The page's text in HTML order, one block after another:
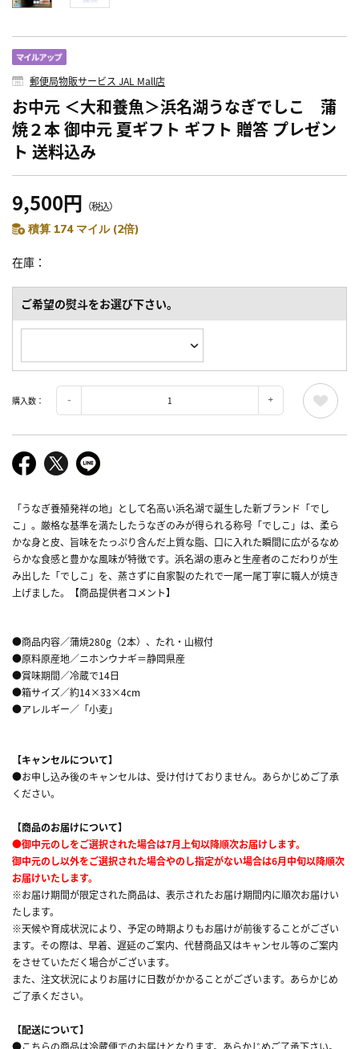
郵便局物販サービス JAL Mall店
お中元 ＜大和養魚＞浜名湖うなぎでしこ 蒲
焼２本 御中元 夏ギフト ギフト 贈答 プレゼン
ト 送料込み
9,500円 （税込）
積算 174 マイル (2倍)
在庫
ご希望の熨斗をお選び下さい。
購入数：
「うなぎ養殖発祥の地」として名高い浜名湖で誕生した新ブランド「でし
こ」。厳格な基準を満たしたうなぎのみが得られる称号「でしこ」は、柔ら
かな身と皮、旨味をたっぷり含んだ上質な脂、口に入れた瞬間に広がるなめ
らかな食感と豊かな風味が特徴です。浜名湖の恵みと生産者のこだわりが生
み出した「でしこ」を、蒸さずに自家製のたれで一尾一尾丁寧に職人が焼き
上げました。【商品提供者コメント】
●商品内容／蒲焼280g（2本）、たれ・山椒付
●原料原産地／ニホンウナギ＝静岡県産
●賞味期間／冷蔵で14日
●箱サイズ／約14×33×4cm
●アレルギー／「小麦」
【キャンセルについて】
●お申し込み後のキャンセルは、受け付けておりません。あらかじめご了承
ください。
【商品のお届けについて】
●御中元のしをご選択された場合は7月上旬以降順次お届けします。
御中元のし以外をご選択された場合やのし指定がない場合は6月中旬以降順次
お届けいたします。
※お届け期間が限定された商品は、表示されたお届け期間内に順次お届けい
たします。
※天候や育成状況により、予定の時期よりもお届けが前後することがござい
ます。その際は、早着、遅延のご案内、代替商品又はキャンセル等のご案内
をさせていただく場合がございます。
また、注文状況によりお届けに日数がかかることがございます。あらかじめ
ご了承ください。
【配送について】
●こちらの商品は冷蔵便でのお届けとなります。あらかじめご了承下さい。